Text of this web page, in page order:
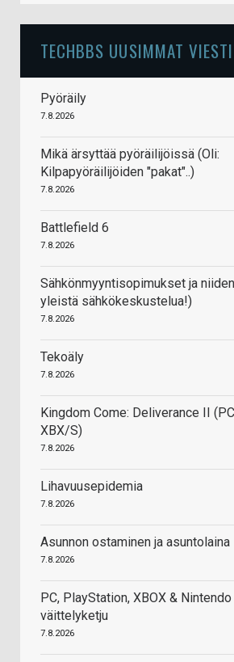
TECHBBS UUSIMMAT
Pyöräily
7.8.2026
Mikä ärsyttää pyöräilijöissä (Oli:
Kilpapyöräilijöiden "pakat"..)
7.8.2026
Battlefield 6
7.8.2026
Sähkönmyyntisopimukset ja
yleistä sähkökeskustelua!)
7.8.2026
Tekoäly
7.8.2026
Kingdom Come: Deliverance II
XBX/S)
7.8.2026
Lihavuusepidemia
7.8.2026
Asunnon ostaminen ja asuntolaina
7.8.2026
PC, PlayStation, XBOX &
väittelyketju
7.8.2026